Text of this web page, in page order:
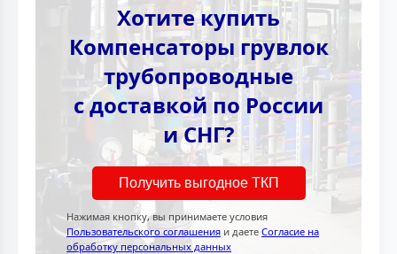
Хотите купить
Компенсаторы грувлок
трубопроводные
с доставкой по России
и СНГ?
Получить выгодное ТКП
Нажимая кнопку, вы принимаете условия
Пользовательского соглашения и даете Согласие на
обработку персональных данных